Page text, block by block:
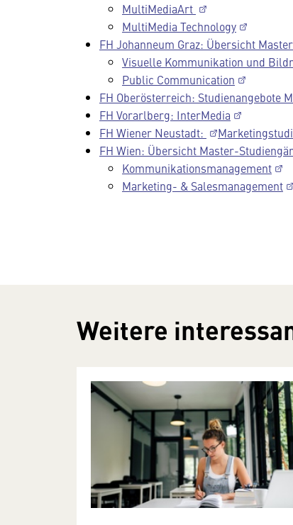
MultiMediaArt
MultiMedia Technology
FH Johanneum Graz: Übersicht
Visuelle Kommunikation und
Public Communication
FH Oberösterreich: Studienangebote
FH Vorarlberg: InterMedia
FH Wiener Neustadt:
FH Wien: Übersicht Master-
Kommunikationsmanagement
Marketing- & Salesmanagement
Weitere